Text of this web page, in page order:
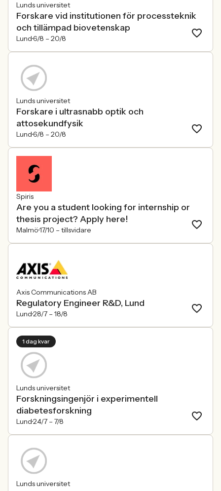
Lunds universitet
Forskare vid institutionen för processteknik
och tillämpad biovetenskap
Lund6/8 – 20/8
Lunds universitet
Forskare i ultrasnabb optik och
attosekundfysik
Lund6/8 – 20/8
Spiris
Are you a student looking for internship or
thesis project? Apply here!
Malmö17/10 – tillsvidare
Axis Communications AB
Regulatory Engineer R&D, Lund
Lund28/7 – 18/8
1 dag kvar
Lunds universitet
Forskningsingenjör i experimentell
diabetesforskning
Lund24/7 – 7/8
Lunds universitet